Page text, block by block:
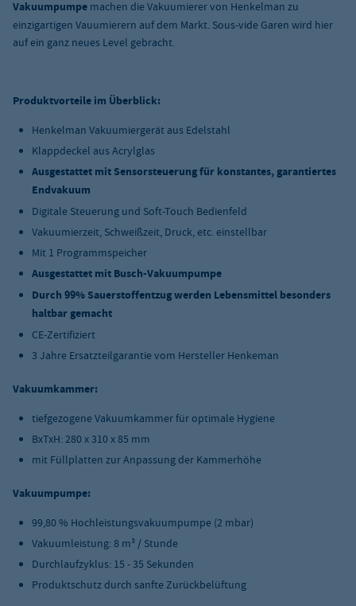
Vakuumpumpe machen die Vakuumierer von Henkelman zu
einzigartigen Vauumierern auf dem Markt. Sous-vide Garen wird hier
auf ein ganz neues Level gebracht.
Produktvorteile im Überblick:
Henkelman Vakuumiergerät aus Edelstahl
Klappdeckel aus Acrylglas
Ausgestattet mit Sensorsteuerung für konstantes, garantiertes
Endvakuum
Digitale Steuerung und Soft-Touch Bedienfeld
Vakuumierzeit, Schweißzeit, Druck, etc. einstellbar
Mit 1 Programmspeicher
Ausgestattet mit Busch-Vakuumpumpe
Durch 99% Sauerstoffentzug werden Lebensmittel besonders
haltbar gemacht
CE-Zertifiziert
3 Jahre Ersatzteilgarantie vom Hersteller Henkeman
Vakuumkammer:
tiefgezogene Vakuumkammer für optimale Hygiene
BxTxH: 280 x 310 x 85 mm
mit Füllplatten zur Anpassung der Kammerhöhe
Vakuumpumpe:
99,80 % Hochleistungsvakuumpumpe (2 mbar)
Vakuumleistung: 8 m³ / Stunde
Durchlaufzyklus: 15 - 35 Sekunden
Produktschutz durch sanfte Zurückbelüftung